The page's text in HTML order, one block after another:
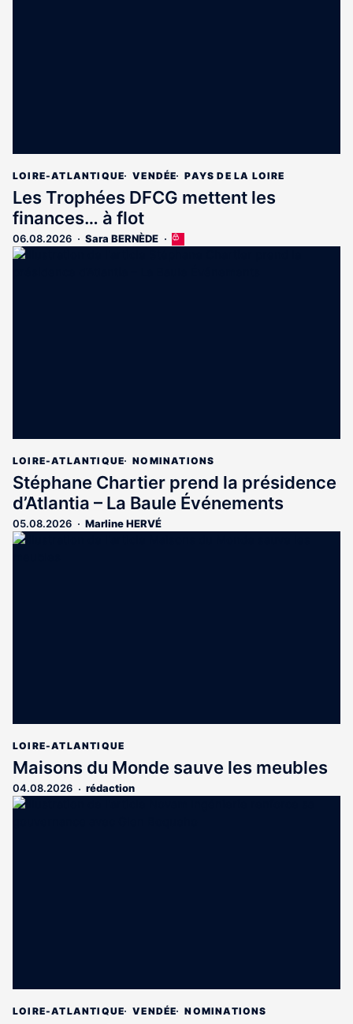
LOIRE-ATLANTIQUE VENDÉE PAYS DE LA LOIRE
Les Trophées DFCG mettent les
finances… à flot
06.08.2026 Sara BERNÈDE
Cet
LOIRE-ATLANTIQUE NOMINATIONS
Stéphane Chartier prend la présidence
d’Atlantia – La Baule Événements
05.08.2026 Marline HERVÉ
LOIRE-ATLANTIQUE
Maisons du Monde sauve les meubles
04.08.2026 rédaction
LOIRE-ATLANTIQUE VENDÉE NOMINATIONS